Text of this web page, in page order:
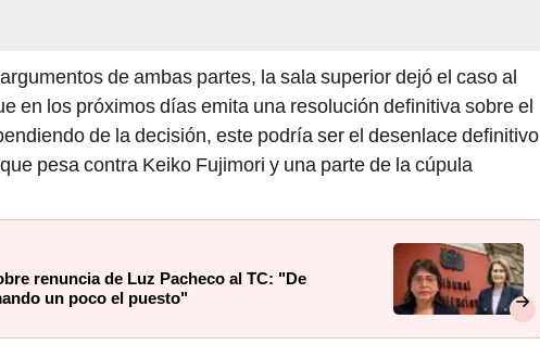
de ambas partes, la sala superior dejó el caso al
en los próximos días emita una resolución definitiva sobre el
de la decisión, este podría ser el desenlace definitivo
pesa contra Keiko Fujimori y una parte de la cúpula
renuncia de Luz Pacheco al TC: "De
un poco el puesto"